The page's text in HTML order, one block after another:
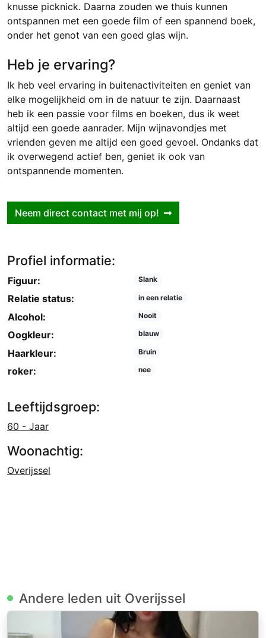
knusse picknick. Daarna zouden we thuis kunnen
ontspannen met een goede film of een spannend boek,
onder het genot van een goed glas wijn.
Heb je ervaring?
Ik heb veel ervaring in buitenactiviteiten en geniet van
elke mogelijkheid om in de natuur te zijn. Daarnaast
heb ik een passie voor films en boeken, dus ik weet
altijd een goede aanrader. Mijn wijnavondjes met
vrienden geven me altijd een goed gevoel. Ondanks dat
ik overwegend actief ben, geniet ik ook van
ontspannende momenten.
Neem direct contact met mij op!
Profiel informatie:
Figuur: Slank
Relatie status: in een relatie
Alcohol: Nooit
Oogkleur: blauw
Haarkleur: Bruin
roker: nee
Leeftijdsgroep:
60 - Jaar
Woonachtig:
Overijssel
Andere leden uit Overijssel